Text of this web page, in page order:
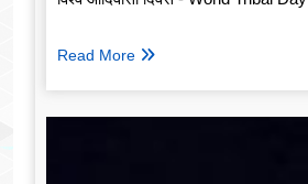
Read More